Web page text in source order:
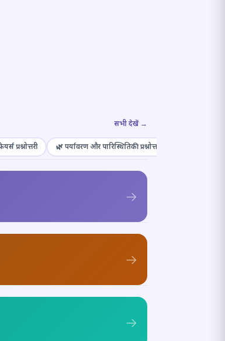
सभी देखें →
प्रश्नोत्तरी 🌿 पर्यावरण और पारिस्थितिकी प्रश्नोत्तरी